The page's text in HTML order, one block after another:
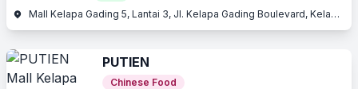
Mall Kelapa Gading 5, Lantai 3, Jl. Kelapa Gading Boulevard, Kelapa Gading, Jakarta Utara, Jakarta
PUTIEN
Chinese Food